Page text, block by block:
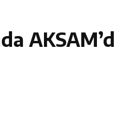
heyet Enerji Bakanı
kadar 17 bin 580 sokak